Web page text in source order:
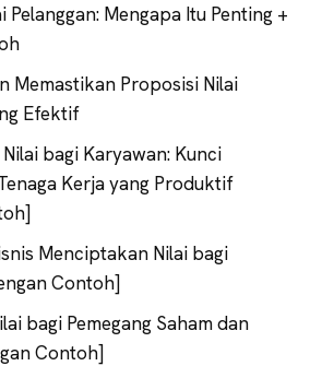
Pelanggan: Mengapa Itu Penting +
Memastikan Proposisi Nilai
Efektif
bagi Karyawan: Kunci
Kerja yang Produktif
Menciptakan Nilai bagi
Contoh]
bagi Pemegang Saham dan
Contoh]